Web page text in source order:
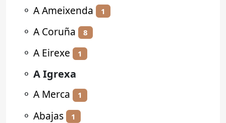
⚬ A Ameixenda 1
⚬ A Coruña 8
⚬ A Eirexe 1
⚬ A Igrexa
⚬ A Merca 1
⚬ Abajas 1